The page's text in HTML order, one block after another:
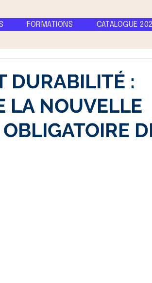
FORMATIONS CATALOGUE
DURABILITÉ :
LA NOUVELLE